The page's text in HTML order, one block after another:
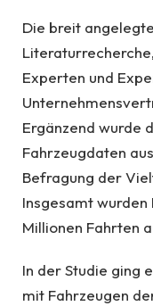
Die breit
Experten und
Ergänzend wurde
Fahrzeugdaten
Befragung der
Insgesamt wurden
Millionen Fahrten
In der Studie ging
mit Fahrzeugen